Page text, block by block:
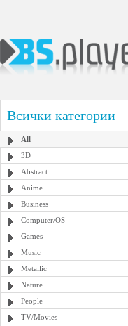
Всички категории
All
3D
Abstract
Anime
Business
Computer/OS
Games
Music
Metallic
Nature
People
TV/Movies